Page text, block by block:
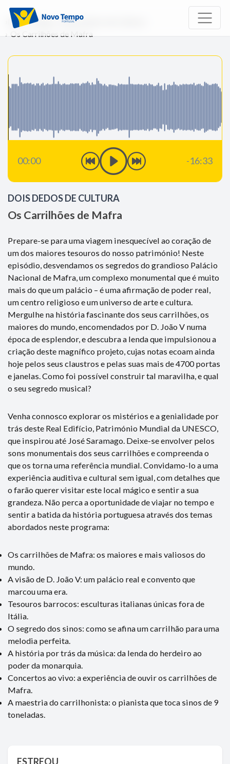
Início Rádio
Dois Dedos de Cultura
Os Carrilhões de Mafra
00:00 -16:33
DOIS DEDOS DE CULTURA
Os Carrilhões de Mafra
Prepare-se para uma viagem inesquecível ao coração de
um dos maiores tesouros do nosso património! Neste
episódio, desvendamos os segredos do grandioso Palácio
Nacional de Mafra, um complexo monumental que é muito
mais do que um palácio – é uma afirmação de poder real,
um centro religioso e um universo de arte e cultura.
Mergulhe na história fascinante dos seus carrilhões, os
maiores do mundo, encomendados por D. João V numa
época de esplendor, e descubra a lenda que impulsionou a
criação deste magnífico projeto, cujas notas ecoam ainda
hoje pelos seus claustros e pelas suas mais de 4700 portas
e janelas. Como foi possível construir tal maravilha, e qual
o seu segredo musical?
Venha connosco explorar os mistérios e a genialidade por
trás deste Real Edifício, Património Mundial da UNESCO,
que inspirou até José Saramago. Deixe-se envolver pelos
sons monumentais dos seus carrilhões e compreenda o
que os torna uma referência mundial. Convidamo-lo a uma
experiência auditiva e cultural sem igual, com detalhes que
o farão querer visitar este local mágico e sentir a sua
grandeza. Não perca a oportunidade de viajar no tempo e
sentir a batida da história portuguesa através dos temas
abordados neste programa:
Os carrilhões de Mafra: os maiores e mais valiosos do
mundo.
A visão de D. João V: um palácio real e convento que
marcou uma era.
Tesouros barrocos: esculturas italianas únicas fora de
Itália.
O segredo dos sinos: como se afina um carrilhão para uma
melodia perfeita.
A história por trás da música: da lenda do herdeiro ao
poder da monarquia.
Concertos ao vivo: a experiência de ouvir os carrilhões de
Mafra.
A maestria do carrilhonista: o pianista que toca sinos de 9
toneladas.
ESTREOU